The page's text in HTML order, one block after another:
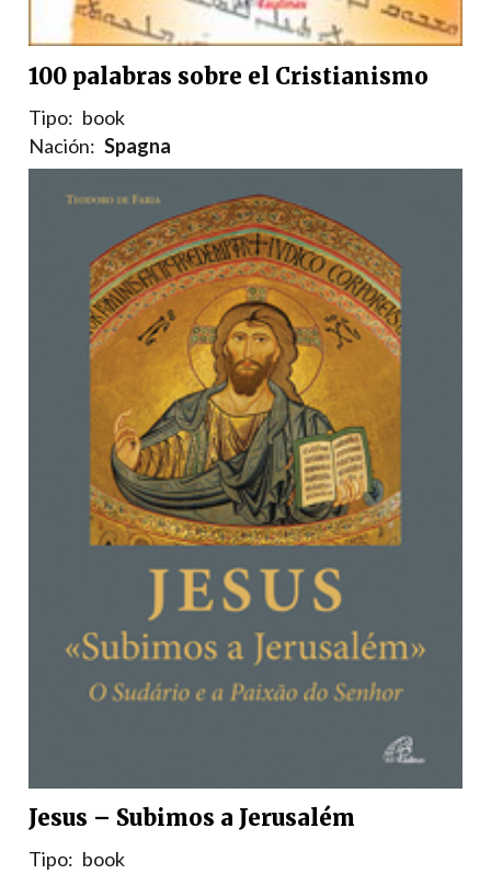
100 palabras sobre el Cristianismo
Tipo: book
Nación: Spagna
Jesus – Subimos a Jerusalém
Tipo: book